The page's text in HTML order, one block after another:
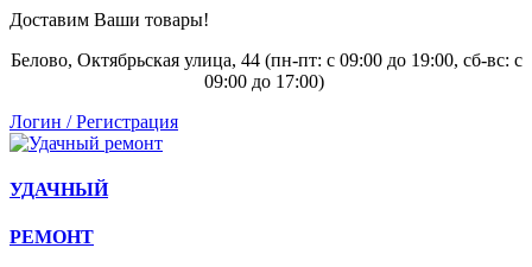
Доставим Ваши товары!
Белово, Октябрьская улица, 44 (пн-пт: с 09:00 до 19:00, сб-вс: с
09:00 до 17:00)
Логин / Регистрация
УДАЧНЫЙ
РЕМОНТ